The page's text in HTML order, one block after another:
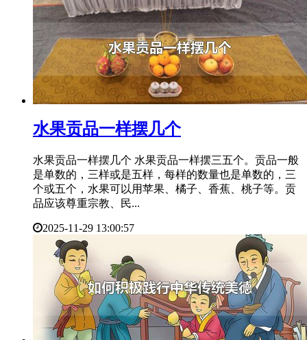
​水果贡品一样摆几个
水果贡品一样摆几个 水果贡品一样摆三五个。贡品一般
是单数的，三样或是五样，每样的数量也是单数的，三
个或五个，水果可以用苹果、橘子、香蕉、桃子等。贡
品应该尊重宗教、民...
2025-11-29 13:00:57